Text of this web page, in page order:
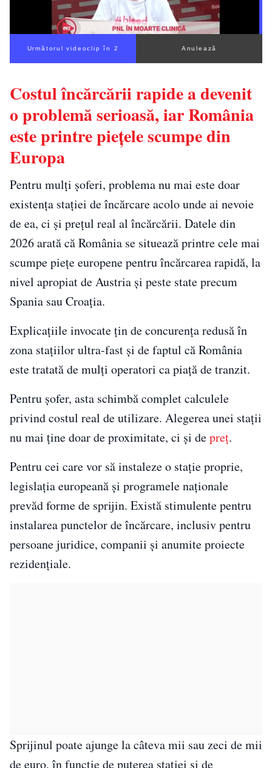
Următorul videoclip în 1 Anulează
Costul încărcării rapide a devenit
o problemă serioasă, iar România
este printre piețele scumpe din
Europa
Pentru mulți șoferi, problema nu mai este doar
existența stației de încărcare acolo unde ai nevoie
de ea, ci și prețul real al încărcării. Datele din
2026 arată că România se situează printre cele mai
scumpe piețe europene pentru încărcarea rapidă, la
nivel apropiat de Austria și peste state precum
Spania sau Croația.
Explicațiile invocate țin de concurența redusă în
zona stațiilor ultra-fast și de faptul că România
este tratată de mulți operatori ca piață de tranzit.
Pentru șofer, asta schimbă complet calculele
privind costul real de utilizare. Alegerea unei stații
nu mai ține doar de proximitate, ci și depreț.
Pentru cei care vor să instaleze o stație proprie,
legislația europeană și programele naționale
prevăd forme de sprijin. Există stimulente pentru
instalarea punctelor de încărcare, inclusiv pentru
persoane juridice, companii și anumite proiecte
rezidențiale.
Sprijinul poate ajunge la câteva mii sau zeci de mii
de euro, în funcție de puterea stației și de